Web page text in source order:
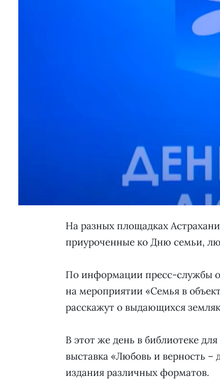
На разных площадках
приуроченные ко Дню семьи,
По информации пресс-службы
на мероприятии «Семья в
расскажут о выдающихся
В этот же день в библиотеке
выставка «Любовь и верность –
издания различных форматов.